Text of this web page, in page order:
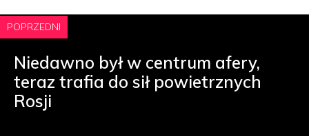
POPRZEDNI
Niedawno był w centrum afery,
teraz trafia do sił powietrznych
Rosji